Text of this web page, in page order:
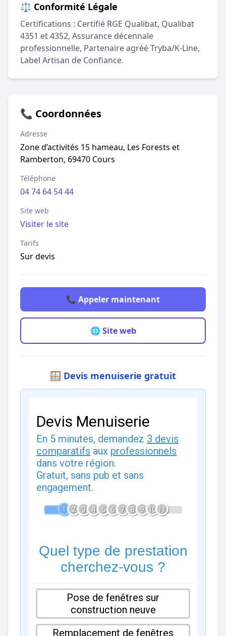
⚖️ Conformité Légale
Certifications : Certifié RGE Qualibat, Qualibat
4351 et 4352, Assurance décennale
professionnelle, Partenaire agréé Tryba/K-Line,
Label Artisan de Confiance.
📞 Coordonnées
Adresse
Zone d’activités 15 hameau, Les Forests et
Ramberton, 69470 Cours
Téléphone
04 74 64 54 44
Site web
Visiter le site
Tarifs
Sur devis
📞 Appeler maintenant
🌐 Site web
🪟 Devis menuiserie gratuit
Devis Menuiserie
En 5 minutes, demandez 3 devis
comparatifs aux professionnels
dans votre région.
Gratuit, sans pub et sans
engagement.
1 2 3 4 5 6 7 8 9 10 11
Quel type de prestation
cherchez-vous ?
Pose de fenêtres sur
construction neuve
Remplacement de fenêtres